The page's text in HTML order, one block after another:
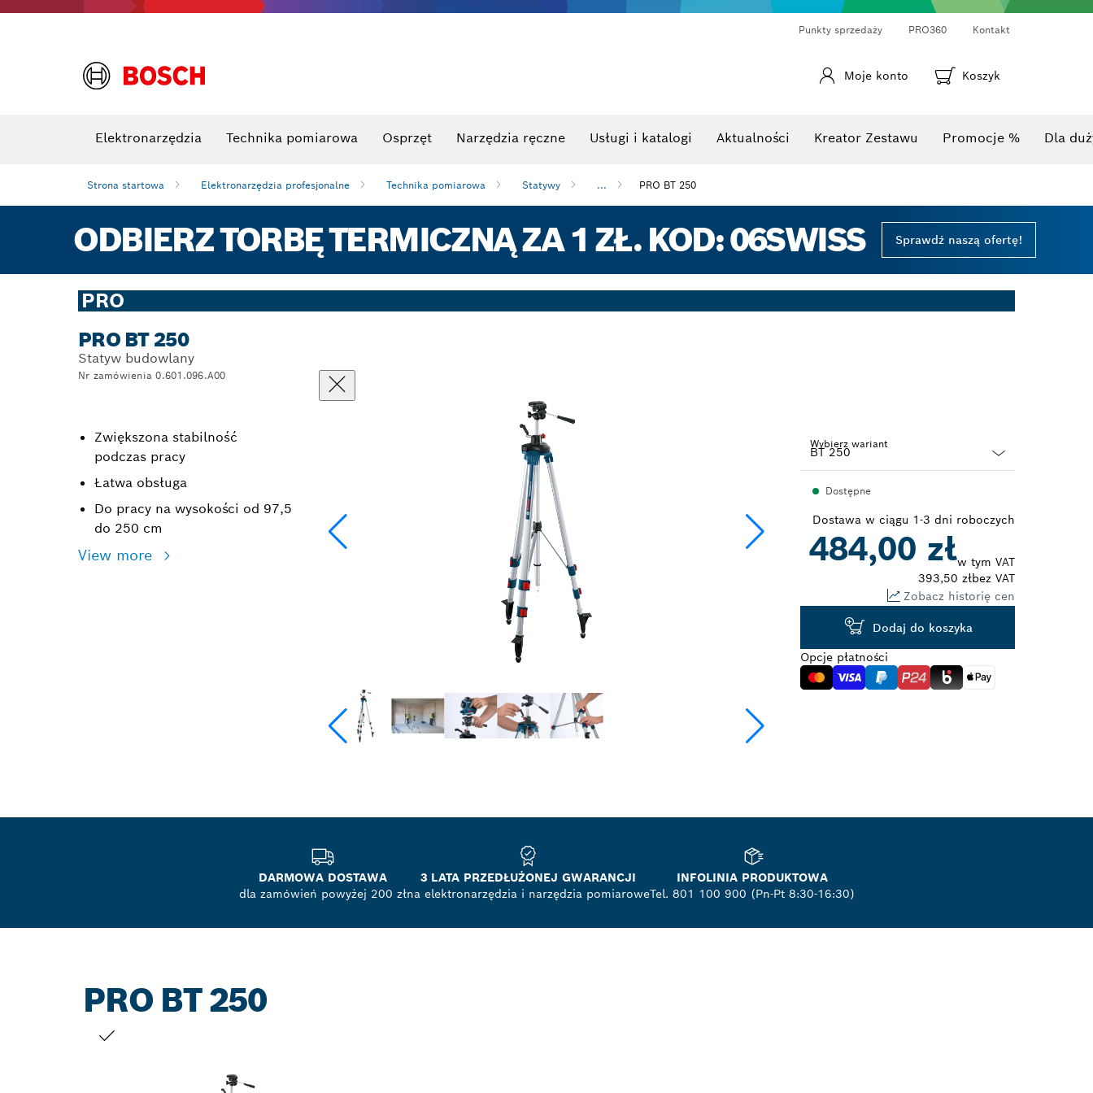
Punkty sprzedaży PRO360 Kontakt
Moje konto Koszyk
Elektronarzędzia Technika pomiarowa Osprzęt Narzędzia ręczne Usługi i katalogi Aktualności Kreator Zestawu Promocje % Dla
Strona startowa Elektronarzędzia profesjonalne Technika pomiarowa Statywy ... PRO BT 250
ODBIERZ TORBĘ TERMICZNĄ ZA 1 ZŁ. KOD: 06SWISS Sprawdź naszą ofertę!
PRO
PRO BT 250
Statyw budowlany
Nr zamówienia 0.601.096.A00
Zwiększona stabilność
podczas pracy
Łatwa obsługa
Do pracy na wysokości od 97,5
do 250 cm
View more
Wybierz wariant
closedDostępne
Dostawa w ciągu 1-3 dni roboczych
484,00 złw tym VAT
393,50 złbez VAT
Zobacz historię cen
Dodaj do koszyka
Opcje płatności
DARMOWA DOSTAWA
dla zamówień powyżej 200 zł
3 LATA PRZEDŁUŻONEJ GWARANCJI
na elektronarzędzia i narzędzia pomiarowe
INFOLINIA PRODUKTOWA
Tel. 801 100 900 (Pn-Pt 8:30-16:30)
PRO BT 250